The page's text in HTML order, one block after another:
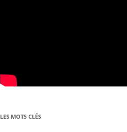
LES MOTS CLÉS